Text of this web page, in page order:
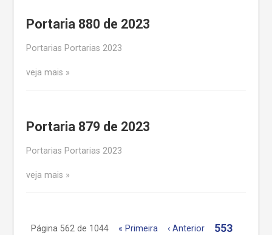
Portaria 880 de 2023
Portarias Portarias 2023
veja mais
Portaria 879 de 2023
Portarias Portarias 2023
veja mais
Página 562 de 1044 « Primeira ‹ Anterior
553